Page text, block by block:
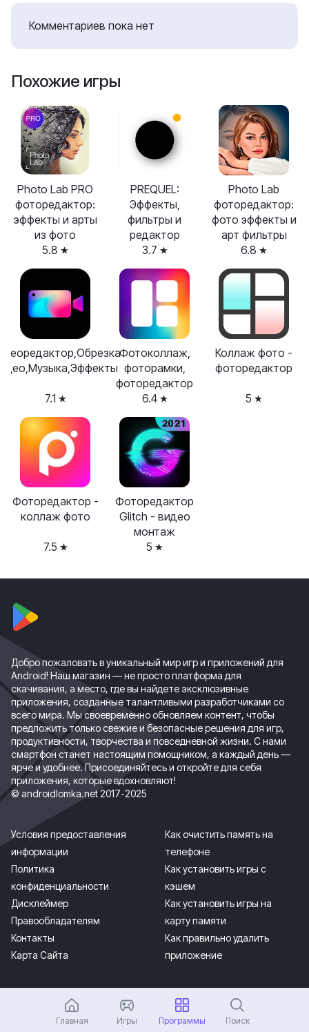
Комментариев пока нет
Похожие игры
Photo Lab PRO
фоторедактор:
эффекты и арты
из фото
5.8
PREQUEL:
Эффекты,
фильтры и
редактор
3.7
Photo Lab
фоторедактор:
фото эффекты и
арт фильтры
6.8
7.1
Фотоколлаж,
фоторамки,
фоторедактор
6.4
Коллаж фото -
фоторедактор
5
Фоторедактор -
коллаж фото
7.5
Фоторедактор
Glitch - видео
монтаж
5
Добро пожаловать в уникальный мир игр и приложений для
Android! Наш магазин — не просто платформа для
скачивания, а место, где вы найдете эксклюзивные
приложения, созданные талантливыми разработчиками со
всего мира. Мы своевременно обновляем контент, чтобы
предложить только свежие и безопасные решения для игр,
продуктивности, творчества и повседневной жизни. С нами
смартфон станет настоящим помощником, а каждый день —
ярче и удобнее. Присоединяйтесь и откройте для себя
приложения, которые вдохновляют!
© androidlomka.net 2017-2025
Условия предоставления
информации
Политика
конфиденциальности
Дисклеймер
Правообладателям
Контакты
Карта Сайта
Как очистить память на
телефоне
Как установить игры с
кэшем
Как установить игры на
карту памяти
Как правильно удалить
приложение
Главная Игры Программы Поиск